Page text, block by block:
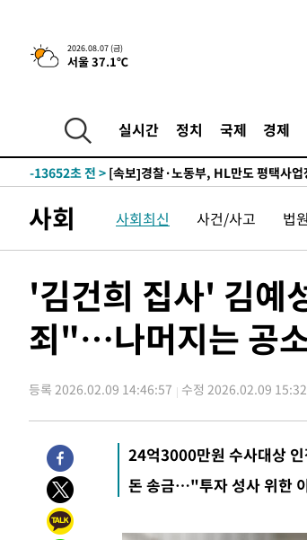
2026.08.07 (금)
서울 37.1℃
실시간 정치 국제 경제
-20095초 전 >[속보]종합특검, '관저이전 봐주기 감
-16695초 전 > 민주 콩고 에볼라환자 4천명 돌파,
-15139초 전 >
"미 전국적 살모네라 식중독 원인은
-13652초 전 >
-13533초 전 > [속보]합수본, '투표율 허위 입력' 중앙
-13084초 전 >
[속보]삼성전자·SK하이닉스 동반
-13070초 전 >[속보]코스닥, 5.95포인트(0.74%)
-10203초 전 >시리아 다마스쿠스 교외에서 미니버
-9501초 전 >
입추에도 극한더위…서울 낮 39도 '폭
-4465초 전 >
이란, 호르무즈서 "적국 목표물들"과 대
효
-1331초 전 >[속보]트럼프, 美 원정출산 금지 행정명
16분 전 >[속보] 뉴욕증시, 일제 하락 마감…나스닥
-31406초 전 >
[속보]규제합리화위원회 부위원장에
병태 후임
-27764초 전 >
[속보]국힘 윤리위, '돌려차기 발언' 진
-23089초 전 >
[속보] 7월 중국 수출 23.9%↑ 수입
25.3%↑
-20249초 전 >
사회 사회최신 사건/사고 법
'김건희 집사' 김예
죄"…나머지는 공
등록 2026.02.09 14:46:57 수정 2026.02.09
24억3000만원 수사대상 인
돈 송금…"투자 성사 위한